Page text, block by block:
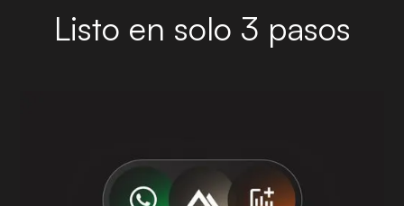
Listo en solo 3 pasos